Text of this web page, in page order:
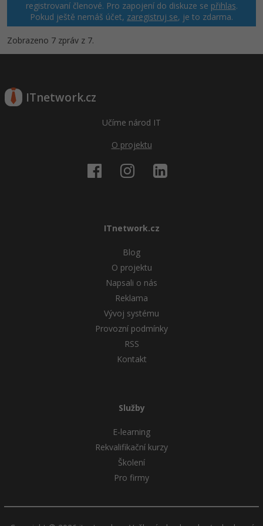
registrovaní členové. Pro zapojení do diskuze se přihlas.
Pokud ještě nemáš účet, zaregistruj se, je to zdarma.
Zobrazeno 7 zpráv z 7.
ITnetwork.cz
Učíme národ IT
O projektu
ITnetwork.cz
Blog
O projektu
Napsali o nás
Reklama
Vývoj systému
Provozní podmínky
RSS
Kontakt
Služby
E-learning
Rekvalifikační kurzy
Školení
Pro firmy